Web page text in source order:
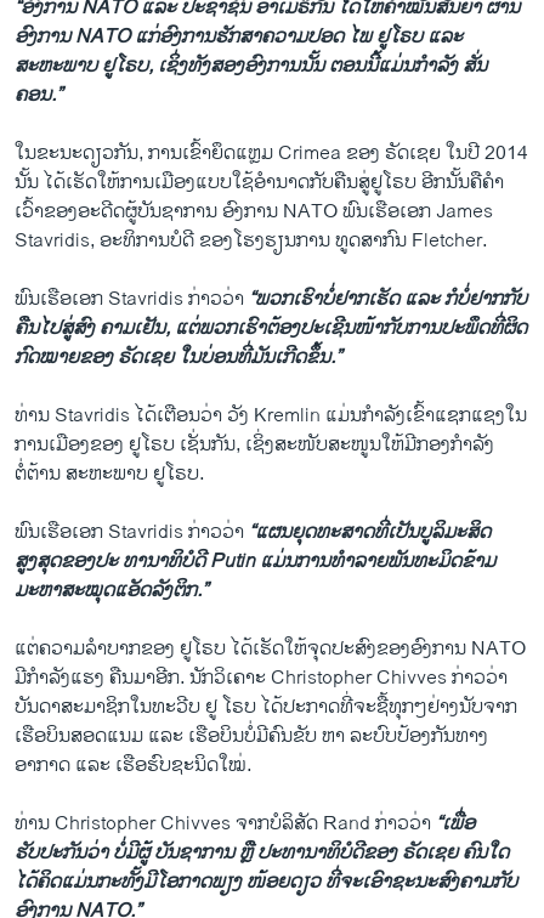
“ອົງການ NATO ແລະ ປະຊາຊົນ ອາເມຣິກັນ ໄດ້ໃຫ້ຄຳໝັ້ນສັນຍາ ຜ່ານ
ອົງການ NATO ​ແກ່​ອົງການຮັກສາຄວາມປອດ ໄພ ຢູໂຣບ ແລະ
ສະຫະພາບ ຢູໂຣບ, ເຊິ່ງທັງສອງອົງການນັ້ນ ຕອນນີ້ແມ່ນກຳລັງ ສັ່ນ
ຄອນ.”
ໃນຂະນະດຽວກັນ, ການເຂົ້າຍຶດແຫຼມ Crimea ຂອງ ຣັດເຊຍ ໃນປີ 2014
ນັ້ນ ໄດ້​ເຮັດ​ໃຫ້ການເມືອງ​ແບບ​ໃຊ້​ອຳນາດກັບຄືນສູ່ຢູໂຣບ ອີກນັ້ນຄື​ຄຳ​
ເວົ້າຂອງອະດີດຜູ້ບັນຊາການ ອົງການ NATO ພົນເຮືອເອກ James
Stavridis, ອະທິການບໍດີ ຂອງໂຮງຮຽນການ ທູດສາກົນ Fletcher.
ພົນເຮືອເອກ Stavridis ກ່າວວ່າ “ພວກເຮົາບໍ່ຢາກເຮັດ ແລະ ກໍບໍ່ຢາກກັບ
ຄືນໄປສູ່ສົງ ຄາມເຢັນ, ແຕ່ພວກເຮົາຕ້ອງປະ​ເຊີນໜ້າກັບການປະພຶດທີ່ຜິດ
ກົດໝາຍຂອງ ຣັດເຊຍ ​ໃນ​ບ່ອນ​ທີ່​ມັນ​ເກີດ​ຂຶ້ນ.”
ທ່ານ Stavridis ໄດ້ເຕືອນວ່າ ວັງ Kremlin ແມ່ນກຳລັງເຂົ້າແຊກແຊງໃນ
ການເມືອງຂອງ ຢູໂຣບ ເຊັ່ນກັນ, ເຊິ່ງສະໜັບສະໜູນໃຫ້ມີກອງກຳລັງ
ຕໍ່ຕ້ານ ສະຫະພາບ ຢູໂຣບ.
ພົນເຮືອເອກ Stavridis ກ່າວວ່າ “ແຜນຍຸດທະສາດທີ່ເປັນບູລິມະສິດ
ສູງສຸດຂອງປະ ທານາທິບໍດີ Putin ແມ່ນການທຳລາຍພັນທະມິດຂ້າມ
ມະຫາສະໝຸດແອັດລັງຕິກ.”
ແຕ່ຄວາມລຳບາກຂອງ ຢູໂຣບ ໄດ້ເຮັດໃຫ້ຈຸດປະສົງຂອງອົງການ NATO
ມີກຳລັງແຮງ ຄືນມາອີກ. ນັກວິເຄາະ Christopher Chivves ກ່າວວ່າ
ບັນດາສະມາຊິກໃນທະວີບ ຢູ ໂຣບ ໄດ້ປະກາດທີ່ຈະຊື້ທຸກໆຢ່າງນັບຈາກ
ເຮືອບິນສອດແນມ ແລະ ເຮືອບິນບໍ່ມີຄົນຂັບ ຫາ ລະບົບປ້ອງກັນທາງ
ອາກາດ ແລະ ເຮືອຮົບຊະນິດໃໝ່.
ທ່ານ Christopher Chivves ຈາກບໍລິສັດ Rand ກ່າວວ່າ “ເພື່ອ
ຮັບປະກັນວ່າ ບໍ່ມີຜູ້ ບັນຊາການ ຫຼື ປະທານາທິບໍດີຂອງ ຣັດ​ເຊຍ​ ຄົນໃດ
ໄດ້ຄິດແມ່ນກະທັ້ງມີໂອກາດພຽງ ໜ້ອຍດຽວ ທີ່ຈະເອົາຊະນະສົງຄາມກັບ
ອົງການ NATO.”